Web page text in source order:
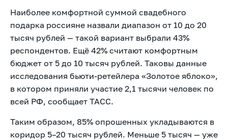
Наиболее комфортной суммой свадебного
подарка россияне назвали диапазон от 10 до 20
тысяч рублей — такой вариант выбрали 43%
респондентов. Ещё 42% считают комфортным
бюджет от 5 до 10 тысяч рублей. Таковы данные
исследования бьюти-ретейлера «Золотое яблоко»,
в котором приняли участие 2,1 тысячи человек по
всей РФ, сообщает ТАСС.
Таким образом, 85% опрошенных укладываются в
коридор 5–20 тысяч рублей. Меньше 5 тысяч — уже